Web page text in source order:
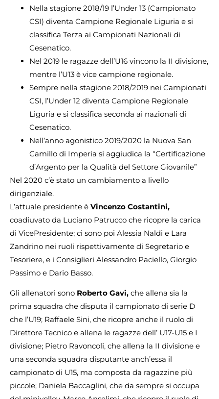
Nella stagione 2018/19 l’Under 13 (Campionato
CSI) diventa Campione Regionale Liguria e si
classifica Terza ai Campionati Nazionali di
Cesenatico.
Nel 2019 le ragazze dell’U16 vincono la II divisione,
mentre l’U13 è vice campione regionale.
Sempre nella stagione 2018/2019 nei Campionati
CSI, l’Under 12 diventa Campione Regionale
Liguria e si classifica seconda ai nazionali di
Cesenatico.
Nell’anno agonistico 2019/2020 la Nuova San
Camillo di Imperia si aggiudica la “Certificazione
d’Argento per la Qualità del Settore Giovanile”
Nel 2020 c’è stato un cambiamento a livello
dirigenziale.
L’attuale presidente è Vincenzo Costantini,
coadiuvato da Luciano Patrucco che ricopre la carica
di VicePresidente; ci sono poi Alessia Naldi e Lara
Zandrino nei ruoli rispettivamente di Segretario e
Tesoriere, e i Consiglieri Alessandro Paciello, Giorgio
Passimo e Dario Basso.
Gli allenatori sono Roberto Gavi, che allena sia la
prima squadra che disputa il campionato di serie D
che l’U19; Raffaele Sini, che ricopre anche il ruolo di
Direttore Tecnico e allena le ragazze dell’ U17-U15 e I
divisione; Pietro Ravoncoli, che allena la II divisione e
una seconda squadra disputante anch’essa il
campionato di U15, ma composta da ragazzine più
piccole; Daniela Baccaglini, che da sempre si occupa